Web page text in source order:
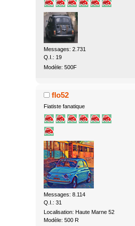
Messages: 2.731
Q.I.: 19
Modèle: 500F
flo52
Fiatiste fanatique
Messages: 8.114
Q.I.: 31
Localisation: Haute Marne 52
Modèle: 500 R